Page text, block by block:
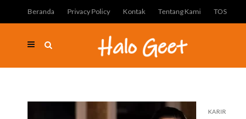
Beranda Privacy Policy Kontak Tentang Kami TOS
KARIR